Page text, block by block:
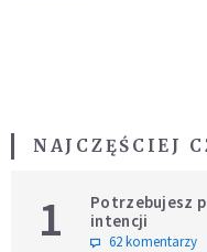
NAJCZĘŚCIEJ
1
Potrzebujesz
intencji
62 komentarzy